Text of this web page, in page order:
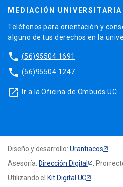
MEDIACIÓN UNIVERSITARIA
Teléfonos para orientación y
alguno de tus derechos en la
phone (56)95504 1691
phone (56)95504 1247
launch Ir a la Oficina de Ombuds UC
Diseño y desarrollo: Urantiacos
Asesoría: Dirección Digital
,
Utilizando el Kit Digital UC